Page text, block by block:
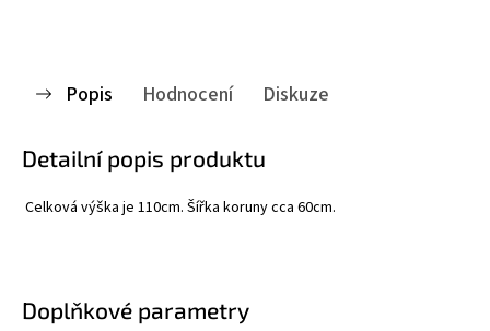
Popis Hodnocení Diskuze
Detailní popis produktu
Celková výška je 110cm. Šířka koruny cca 60cm.
Doplňkové parametry